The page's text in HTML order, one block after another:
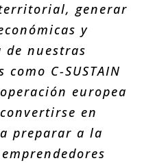
generar
y
nuestras
C-SUSTAIN
europea
en
preparar a la